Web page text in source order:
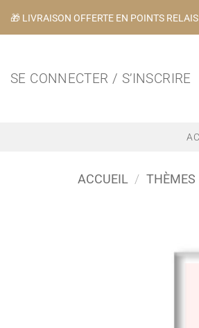
🎁 LIVRAISON OFFERTE EN POINTS RELAIS
SE CONNECTER / S’INSCRIRE
ACCUEIL / THÈMES